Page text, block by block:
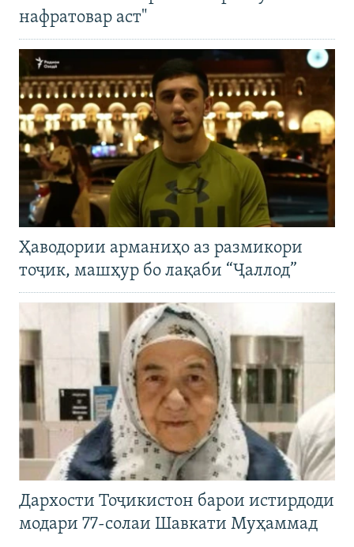
нафратовар аст"
Ҳаводории арманиҳо аз размикори
тоҷик, машҳур бо лақаби “Ҷаллод”
Дархости Тоҷикистон барои истирдоди
модари 77-солаи Шавкати Муҳаммад